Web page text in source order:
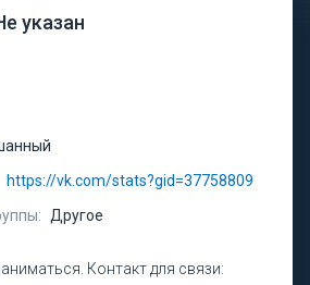
указан
https://vk.com/stats?gid=37758809
Другое
Контакт для связи: